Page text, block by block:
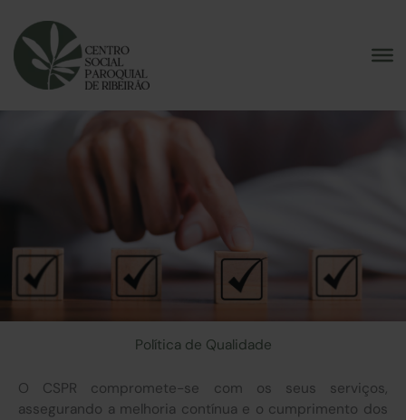
content
Política de Qualidade
O CSPR compromete-se com os seus serviços,
assegurando a melhoria contínua e o cumprimento dos